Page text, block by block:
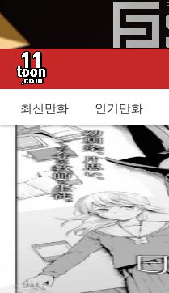
최신만화 인기만화